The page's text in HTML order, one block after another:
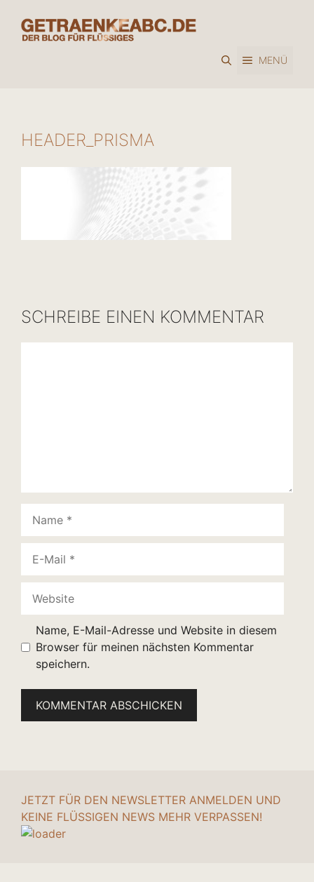
Inhalt
springen
MENÜ
HEADER_PRISMA
SCHREIBE EINEN KOMMENTAR
Mail
Name, E-Mail-Adresse und Website in diesem
Browser für meinen nächsten Kommentar
speichern.
JETZT FÜR DEN NEWSLETTER ANMELDEN UND
KEINE FLÜSSIGEN NEWS MEHR VERPASSEN!